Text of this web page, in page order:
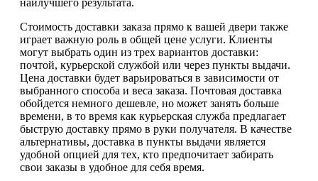
наилучшего результата.
Стоимость доставки заказа прямо к вашей двери также
играет важную роль в общей цене услуги. Клиенты
могут выбрать один из трех вариантов доставки:
почтой, курьерской службой или через пункты выдачи.
Цена доставки будет варьироваться в зависимости от
выбранного способа и веса заказа. Почтовая доставка
обойдется немного дешевле, но может занять больше
времени, в то время как курьерская служба предлагает
быструю доставку прямо в руки получателя. В качестве
альтернативы, доставка в пункты выдачи является
удобной опцией для тех, кто предпочитает забирать
свои заказы в удобное для себя время.